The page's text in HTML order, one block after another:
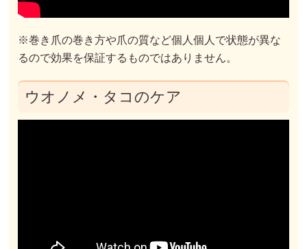
※巻き爪の巻き方や爪の質など個人個人で状態が異な
るので効果を保証するものではありません。
ウオノメ・タコのケア